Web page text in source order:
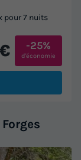
pour 7 nuits
-25%
d'économie